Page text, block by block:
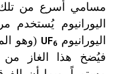
مسامي أسرع من تلك
اليورانيوم يُستخدم
اليورانيوم UF6
(وهو
فيُضخ هذا الغاز من